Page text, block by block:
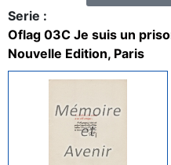
Serie :
Oflag 03C Je suis un
Nouvelle Edition, Paris